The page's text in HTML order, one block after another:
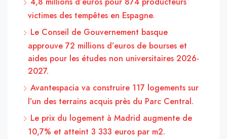
victimes des tempêtes en Espagne.
Le Conseil de Gouvernement basque
approuve 72 millions d’euros de bourses et
aides pour les études non universitaires 2026-
2027.
Avantespacia va construire 117 logements sur
l’un des terrains acquis près du Parc Central.
Le prix du logement à Madrid augmente de
10,7% et atteint 3 333 euros par m2.